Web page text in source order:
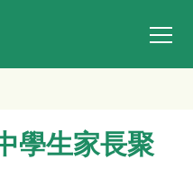
學生家長聚